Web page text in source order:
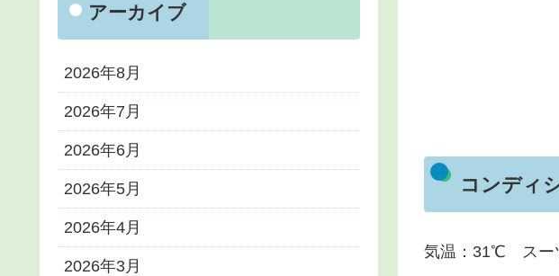
コンディ
気温：31℃ スー
アーカイブ
2026年8月
2026年7月
2026年6月
2026年5月
2026年4月
2026年3月